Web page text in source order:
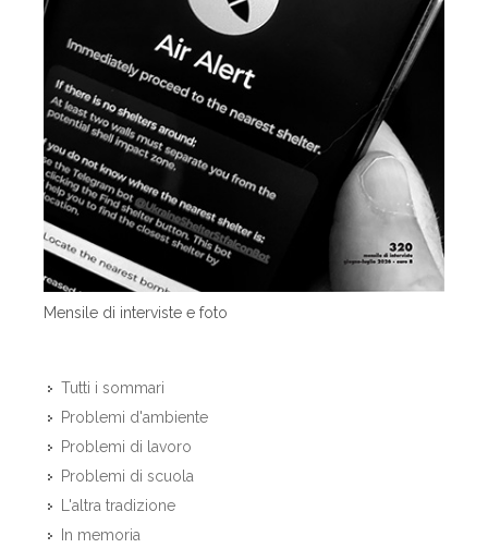
Mensile di interviste e foto
Tutti i sommari
Problemi d'ambiente
Problemi di lavoro
Problemi di scuola
L'altra tradizione
In memoria